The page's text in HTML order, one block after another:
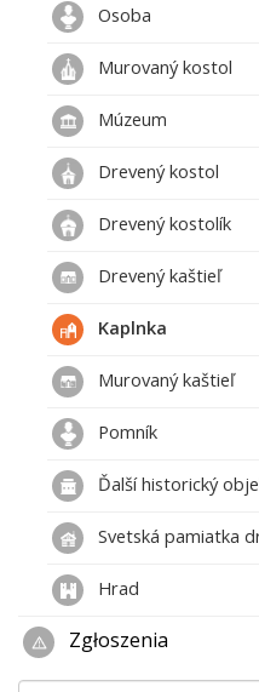
Osoba
Murovaný kostol
Múzeum
Drevený kostol
Drevený kostolík
Drevený kaštieľ
Kaplnka
Murovaný kaštieľ
Pomník
Ďalší historický
Svetská pamiatka
Hrad
Zgłoszenia